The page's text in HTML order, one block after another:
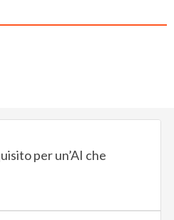
per un’AI che